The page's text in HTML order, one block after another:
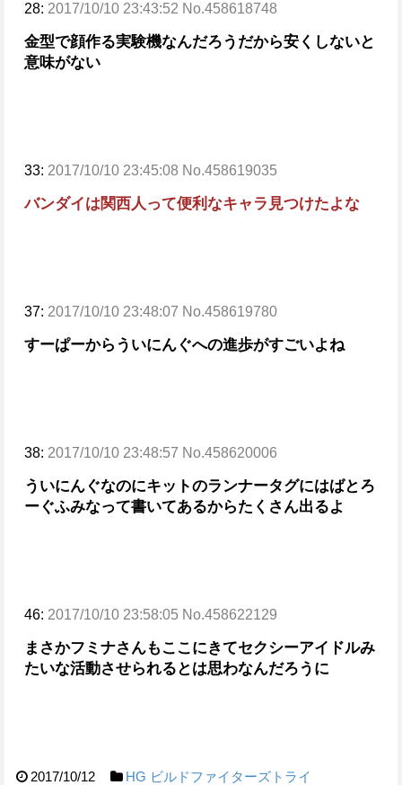
28: 2017/10/10 23:43:52 No.458618748
金型で顔作る実験機なんだろう だから安くしないと
意味がない
33: 2017/10/10 23:45:08 No.458619035
バンダイは関西人って便利なキャラ見つけたよな
37: 2017/10/10 23:48:07 No.458619780
すーぱーからういにんぐへの進歩がすごいよね
38: 2017/10/10 23:48:57 No.458620006
ういにんぐなのにキットのランナータグにはばとろ
ーぐふみなって書いてあるからたくさん出るよ
46: 2017/10/10 23:58:05 No.458622129
まさかフミナさんもここにきてセクシーアイドルみ
たいな活動させられるとは思わなんだろうに
2017/10/12 HG ビルドファイターズトライ